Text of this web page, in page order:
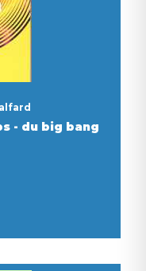
- du big bang